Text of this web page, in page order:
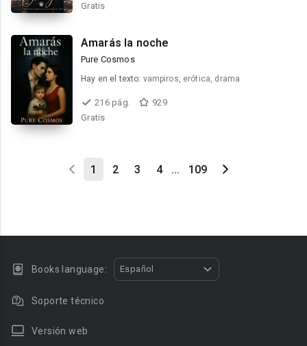
Gratis
Amarás la noche
Pure Cosmos
Hay en el texto: vampiros, erótica, drama
216 pág.
929
Gratis
1 2 3 4 ... 109
Books language: Español
Soporte técnico
Versión web